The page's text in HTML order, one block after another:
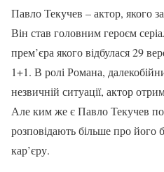
Павло Текучев – актор, якого
Він став головним героєм
прем’єра якого відбулася 29
1+1. В ролі Романа,
незвичній ситуації, актор
Але ким же є Павло Текучев
розповідають більше про його
кар’єру.